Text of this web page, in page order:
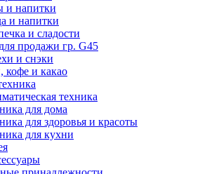
и напитки
и напитки
и сладости
продажи гр. G45
и снэки
кофе и какао
техника
для дома
для здоровья и красоты
для кухни